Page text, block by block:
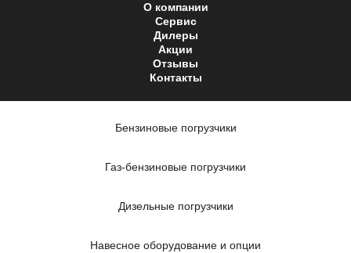
О компании
Сервис
Дилеры
Акции
Отзывы
Контакты
Бензиновые погрузчики
Газ-бензиновые погрузчики
Дизельные погрузчики
Навесное оборудование и опции